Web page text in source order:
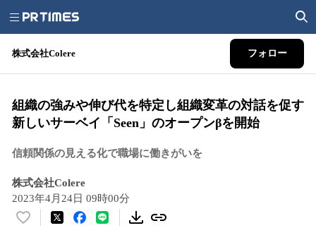
株式会社Colere フォロー
組織の強みや伸び代を特定し組織変革の対話を促す
新しいサーベイ「Seen」のオープンβを開始
信頼関係の見える化で職場に働きがいを
株式会社Colere
2023年4月24日 09時00分
い